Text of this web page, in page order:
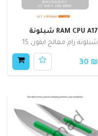
RAM CPU A17 شبلونة
شبلونة رام معالج ايفون 15
₪ 30